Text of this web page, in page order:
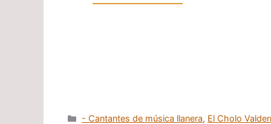
Categorías
- Cantantes de música llanera, El Cholo